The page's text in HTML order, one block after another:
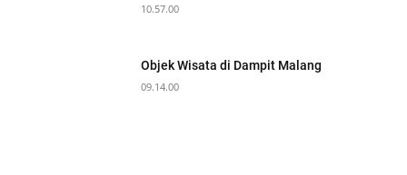
10.57.00
Objek Wisata di Dampit Malang
09.14.00